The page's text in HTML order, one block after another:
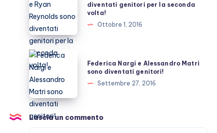
Lively
e
Ryan
Reynolds
sono
diventati
genitori
per
la
seconda
volta!
diventati genitori per la seconda
volta!
Ottobre 1, 2016
Federica
Nargi
e
Alessandro
Matri
sono
diventati
Federica Nargi e Alessandro Matri
sono diventati genitori!
Settembre 27, 2016
Lascia un commento